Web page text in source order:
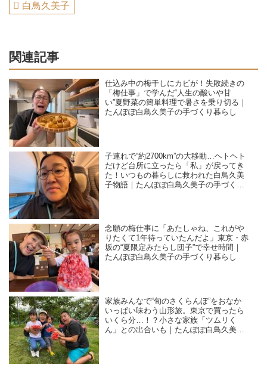
白鳥久美子
関連記事
仕込み中の梅干しにカビが！失敗続きの
「梅仕事」で学んだ“人生の酸いや甘
い”夏野菜の簡単料理で暑さを乗り切る｜
たんぽぽ白鳥久美子の手づくり暮らし
子連れで“約2700km”の大移動…ヘトヘト
だけど台所に立ったら「私」が戻ってき
た！いつもの暮らしに救われた白鳥久美
子物語｜たんぽぽ白鳥久美子の手づくり
念願の梅仕事に「あたしゃね、これがや
りたくて1年待っていたんだよ」東京・赤
坂の“夏限定みたらし団子”で幸せ時間｜
たんぽぽ白鳥久美子の手づくり暮らし
家族みんなで“旬のさくらんぼ”をおなか
いっぱい味わう山形旅。東京で買ったら
いくら分…！？小さな家族「ツムリく
ん」との出合いも｜たんぽぽ白鳥久美子